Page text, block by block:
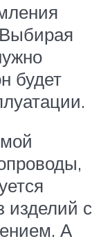
будет
изделий с
А